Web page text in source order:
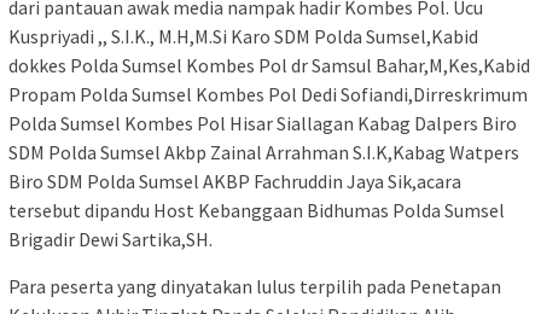
dari pantauan awak media nampak hadir Kombes Pol. Ucu
Kuspriyadi ,, S.I.K., M.H,M.Si Karo SDM Polda Sumsel,Kabid
dokkes Polda Sumsel Kombes Pol dr Samsul Bahar,M,Kes,Kabid
Propam Polda Sumsel Kombes Pol Dedi Sofiandi,Dirreskrimum
Polda Sumsel Kombes Pol Hisar Siallagan Kabag Dalpers Biro
SDM Polda Sumsel Akbp Zainal Arrahman S.I.K,Kabag Watpers
Biro SDM Polda Sumsel AKBP Fachruddin Jaya Sik,acara
tersebut dipandu Host Kebanggaan Bidhumas Polda Sumsel
Brigadir Dewi Sartika,SH.
Para peserta yang dinyatakan lulus terpilih pada Penetapan